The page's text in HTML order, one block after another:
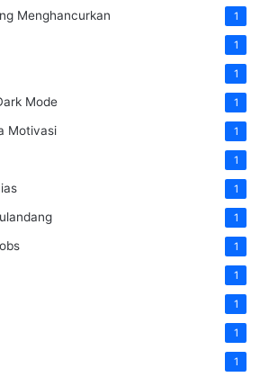
Menghancurkan 1
1
1
Mode 1
Motivasi 1
1
1
1
1
1
1
1
1